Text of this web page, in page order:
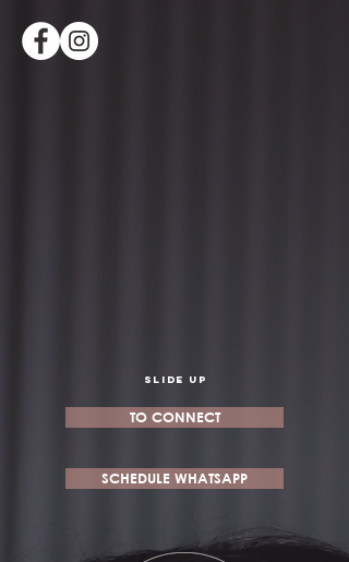
SLIDE UP
TO CONNECT
SCHEDULE WHATSAPP